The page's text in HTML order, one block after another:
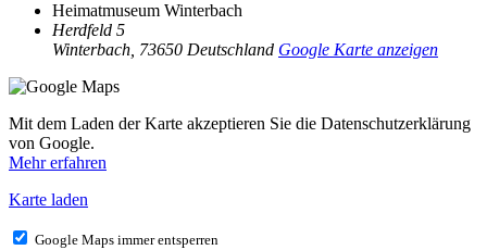
Heimatmuseum Winterbach
Herdfeld 5
Winterbach, 73650 Deutschland Google Karte anzeigen
Mit dem Laden der Karte akzeptieren Sie die Datenschutzerklärung
von Google.
Mehr erfahren
Karte laden
Google Maps immer entsperren